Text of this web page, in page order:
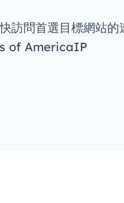
訪問首選目標網站的
of AmericaIP